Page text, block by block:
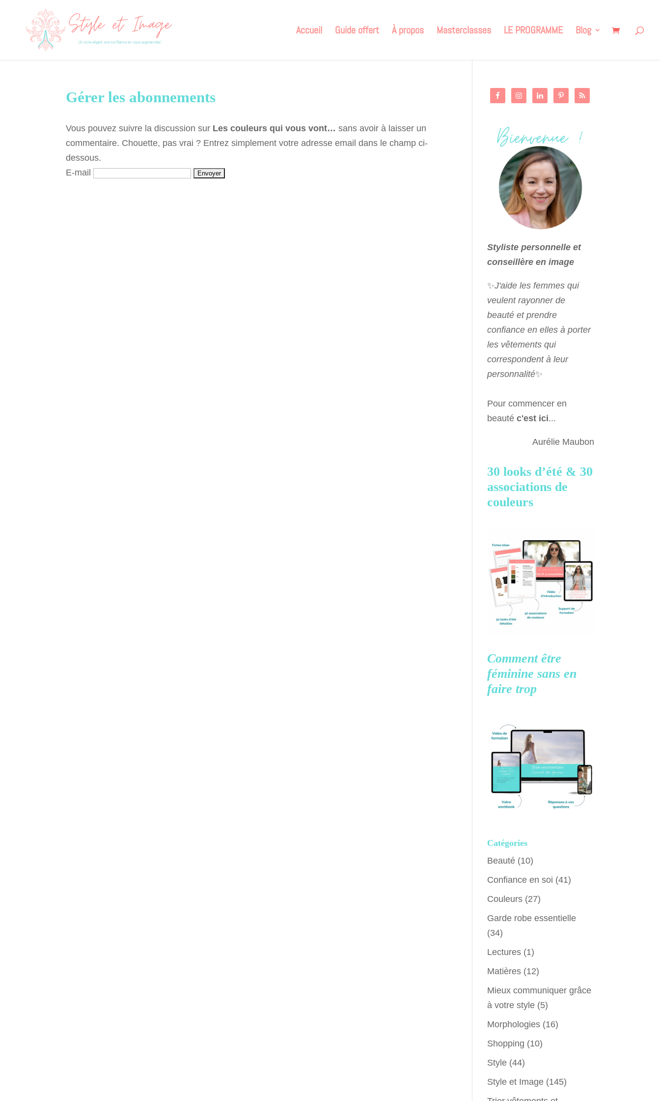
Accueil Guide offert À propos Masterclasses LE PROGRAMME Blog
Gérer les abonnements
Vous pouvez suivre la discussion sur Les couleurs qui vous vont… sans avoir à laisser un
commentaire. Chouette, pas vrai ? Entrez simplement votre adresse email dans le champ ci-
dessous.
E-mail
Styliste personnelle et
conseillère en image
✨J'aide les femmes qui
veulent rayonner de
beauté et prendre
confiance en elles à porter
les vêtements qui
correspondent à leur
personnalité✨
Pour commencer en
beautéc'est ici...
Aurélie Maubon
30 looks d’été & 30
associations de
couleurs
Comment être
féminine sans en
faire trop
Catégories
Beauté (10)
Confiance en soi (41)
Couleurs (27)
Garde robe essentielle
(34)
Lectures (1)
Matières (12)
Mieux communiquer grâce
à votre style (5)
Morphologies (16)
Shopping (10)
Style (44)
Style et Image (145)